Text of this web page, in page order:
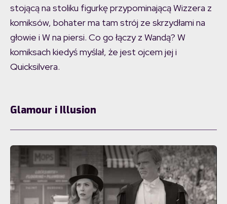
stojącą na stoliku figurkę przypominającą Wizzera z
komiksów, bohater ma tam strój ze skrzydłami na
głowie i W na piersi. Co go łączy z Wandą? W
komiksach kiedyś myślał, że jest ojcem jej i
Quicksilvera.
Glamour i Illusion